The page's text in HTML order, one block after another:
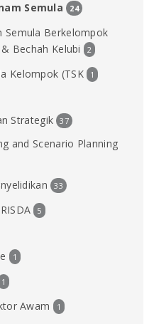
Semula 24
Semula Berkelompok
Bechah Kelubi
2
Kelompok (TSK 1
Strategik 37
and Scenario Planning
33
5
1
1
Awam 1